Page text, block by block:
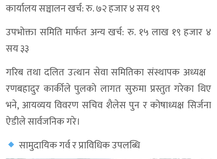
कार्यालय सञ्चालन खर्च: रु. ७२ हजार ४ सय १९
उपभोक्ता समिति मार्फत अन्य खर्च: रु. १५ लाख १९ हजार ४
सय ३३
गरिब तथा दलित उत्थान सेवा समितिका संस्थापक अध्यक्ष
रणबहादुर कार्कीले पुलकाे लागत सुरुमा प्रस्तुत गरेका थिए
भने, आयव्यय विवरण सचिव शैलेस पुन र कोषाध्यक्ष सिर्जना
ऐडीले सार्वजनिक गरे।
सामुदायिक गर्व र प्राविधिक उपलब्धि